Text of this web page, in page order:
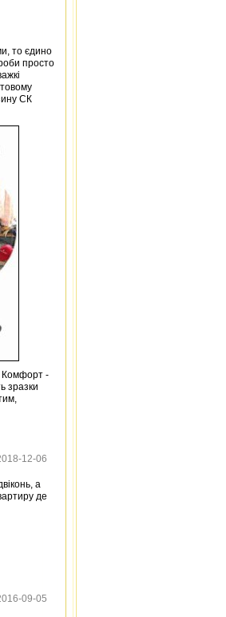
то єдино
просто
СК
Комфорт -
зразки
12-06
а
де
09-05